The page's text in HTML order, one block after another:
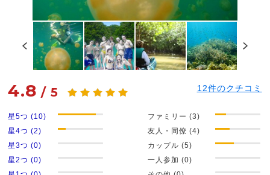
4.8 /5 12件のクチコミ
星5つ (10)
星4つ (2)
星3つ (0)
星2つ (0)
ファミリー (3)
友人・同僚 (4)
カップル (5)
一人参加 (0)